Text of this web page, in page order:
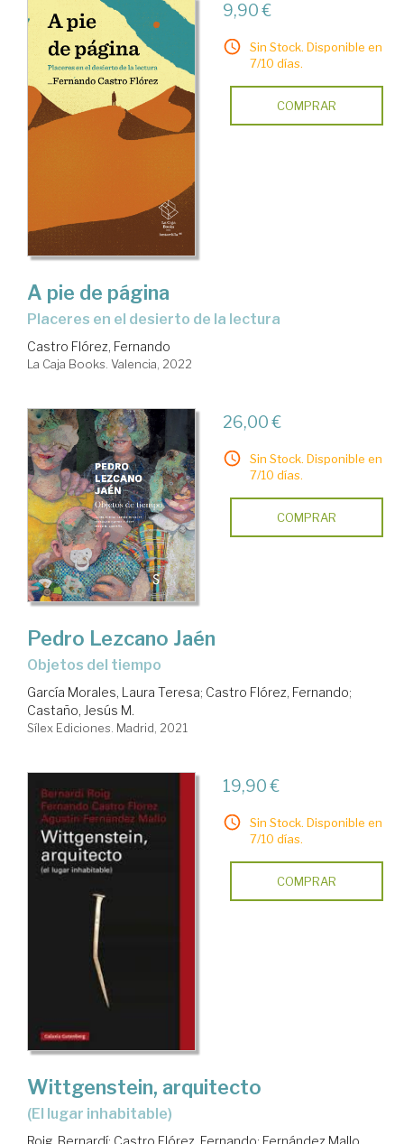
9,90 €
Sin Stock. Disponible en
7/10 días.
COMPRAR
A pie de página
placeres en el desierto de la lectura
Castro Flórez, Fernando
La Caja Books. Valencia, 2022
26,00 €
Sin Stock. Disponible en
7/10 días.
COMPRAR
Pedro Lezcano Jaén
Objetos del tiempo
García Morales, Laura Teresa; Castro Flórez, Fernando;
Castaño, Jesús M.
Sílex Ediciones. Madrid, 2021
19,90 €
Sin Stock. Disponible en
7/10 días.
COMPRAR
Wittgenstein, arquitecto
(el lugar inhabitable)
Roig, Bernardí; Castro Flórez, Fernando; Fernández Mallo,